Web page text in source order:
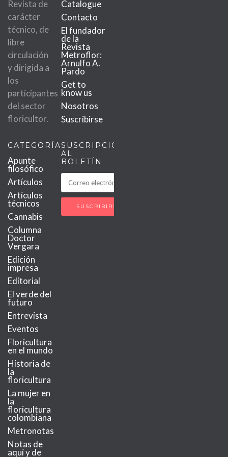
Revista de
carácter
técnico, de
libre
circulación
y dirigida a
los
participantes
del sector
floricultor.
Catalogue
Contacto
El fundador
de la
Revista
Metroflor:
Arnulfo A.
Pardo
Get to
know us
Nosotros
Suscribirse
CATEGORÍAS
Apunte
filosófico
Artículos
Artículos
técnicos
Cannabis
Columna
Doctor
Vergara
Edición
impresa
Editorial
El verde del
futuro
Entrevista
Eventos
Floricultura
en el mundo
Historia de
la
floricultura
La mujer en
la
floricultura
colombiana
Metronotas
Notas de
aquí y de
SUSCRIPCIÓN
AL
BOLETÍN